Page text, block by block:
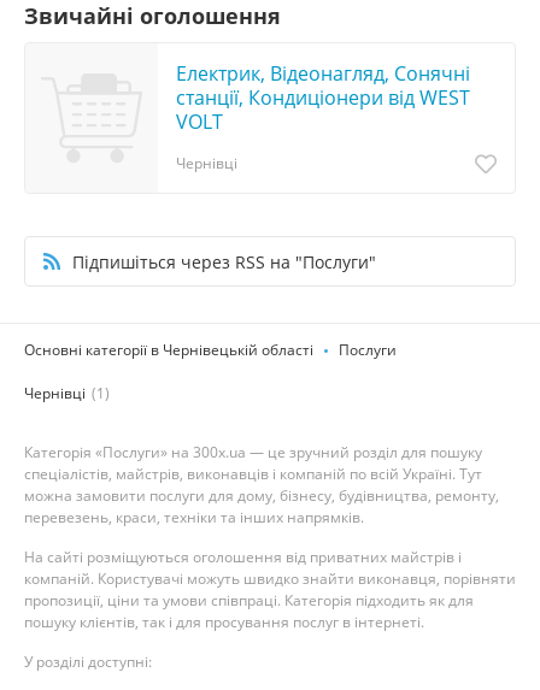
Звичайні оголошення
Електрик, Відеонагляд, Сонячні
станції, Кондиціонери від WEST
VOLT
Чернівці
Підпишіться через RSS на "Послуги"
Основні категорії в Чернівецькій області Послуги
Чернівці (1)
Категорія «Послуги» на 300x.ua — це зручний розділ для пошуку
спеціалістів, майстрів, виконавців і компаній по всій Україні. Тут
можна замовити послуги для дому, бізнесу, будівництва, ремонту,
перевезень, краси, техніки та інших напрямків.
На сайті розміщуються оголошення від приватних майстрів і
компаній. Користувачі можуть швидко знайти виконавця, порівняти
пропозиції, ціни та умови співпраці. Категорія підходить як для
пошуку клієнтів, так і для просування послуг в інтернеті.
У розділі доступні: